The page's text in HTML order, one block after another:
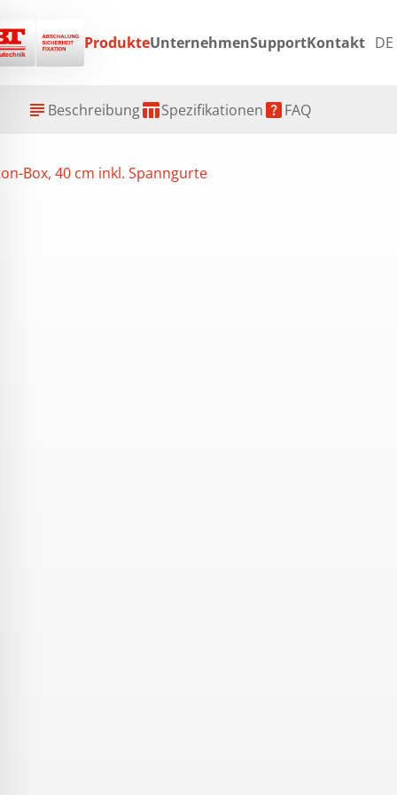
ProdukteUnternehmenSupportKontakt DE
subject Beschreibungtable_chartSpezifikationenhelp_centerFAQ
Box, 40 cm inkl. Spanngurte